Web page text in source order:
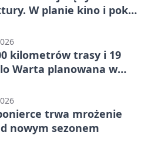
W planie kino i pokaz
kilometrów trasy i 19
Warta planowana w
trwa mrożenie
nowym sezonem